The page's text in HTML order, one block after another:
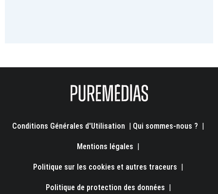
Conditions Générales d'Utilisation | Qui sommes-nous ? |
Mentions légales |
Politique sur les cookies et autres traceurs |
Politique de protection des données |